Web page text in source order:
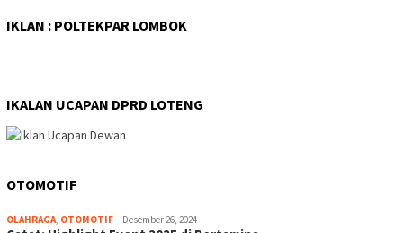
IKLAN : POLTEKPAR LOMBOK
IKALAN UCAPAN DPRD LOTENG
OTOMOTIF
OLAHRAGA, OTOMOTIF Desember 26, 2024